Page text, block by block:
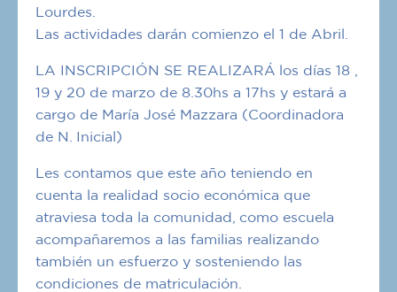
Lourdes.
Las actividades darán comienzo el 1 de Abril.
LA INSCRIPCIÓN SE REALIZARÁ los días 18 ,
19 y 20 de marzo de 8.30hs a 17hs y estará a
cargo de María José Mazzara (Coordinadora
de N. Inicial)
Les contamos que este año teniendo en
cuenta la realidad socio económica que
atraviesa toda la comunidad, como escuela
acompañaremos a las familias realizando
también un esfuerzo y sosteniendo las
condiciones de matriculación.